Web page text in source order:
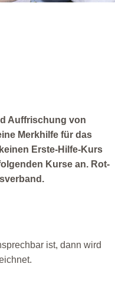
Auffrischung von
Merkhilfe für das
Erste-Hilfe-Kurs
Kurse an. Rot-
ist, dann wird